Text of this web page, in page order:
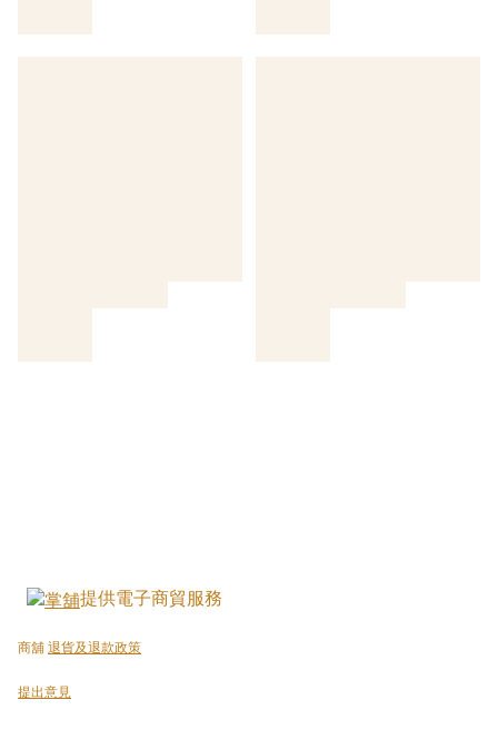
提供電子商貿服務
商舖 退貨及退款政策
提出意見